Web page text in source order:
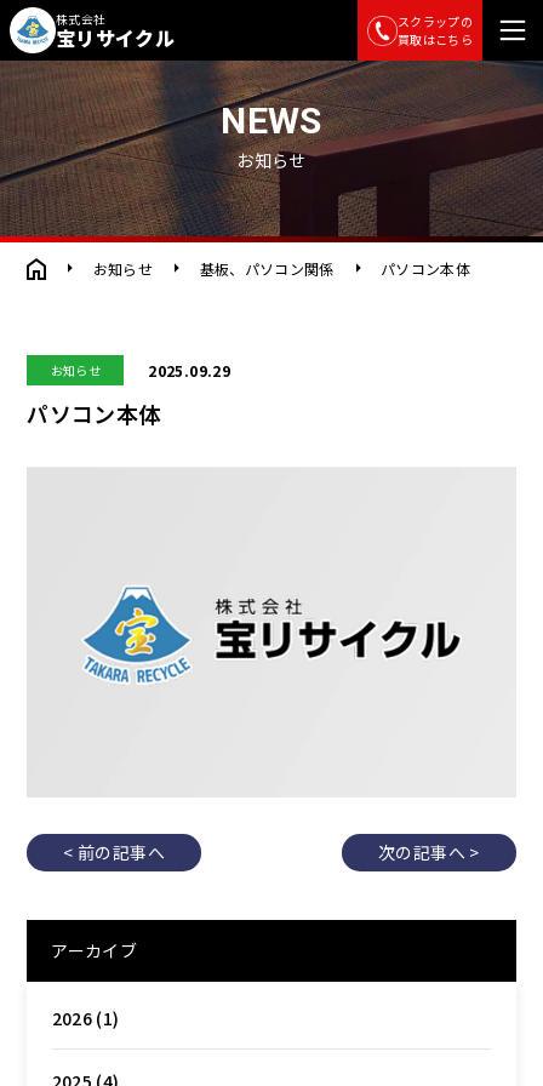
株式会社
宝リサイクル
スクラップの
買取はこちら
山梨県甲斐市、銅・鉄・非鉄金属・特殊金属の高価買取・加工、リサイクル
NEWS
お知らせ
お知らせ 基板、パソコン関係 パソコン本体
お知らせ 2025.09.29
パソコン本体
< 前の記事へ 次の記事へ >
アーカイブ
2026(1)
2025 (4)